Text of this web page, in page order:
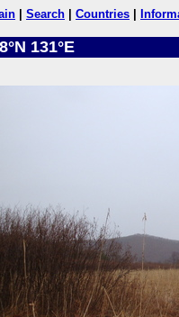
Search Countries
131°E